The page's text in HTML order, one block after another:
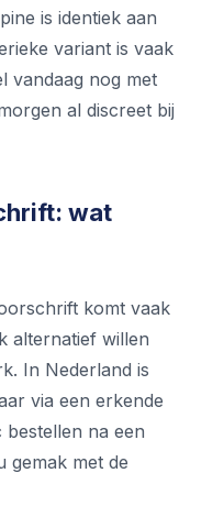
is identiek aan
variant is vaak
vandaag nog met
al discreet bij
wat
komt vaak
alternatief willen
In Nederland is
via een erkende
na een
gemak met de